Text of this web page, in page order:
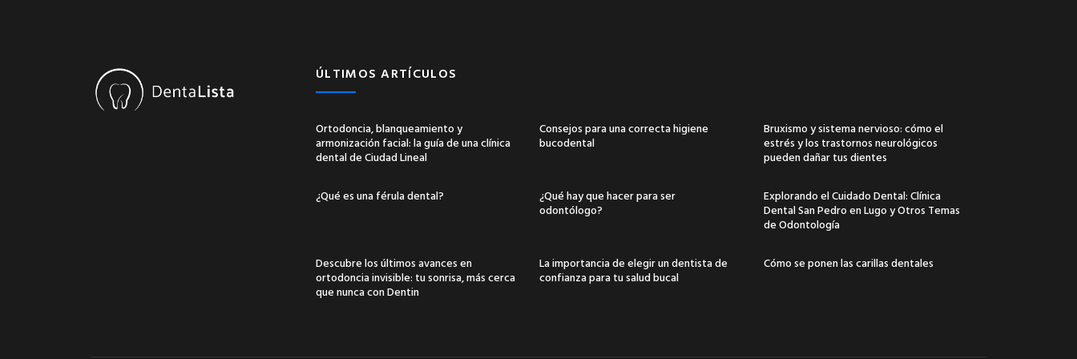
ÚLTIMOS ARTÍCULOS
Ortodoncia, blanqueamiento y
armonización facial: la guía de una clínica
dental de Ciudad Lineal
Consejos para una correcta higiene
bucodental
Bruxismo y sistema nervioso: cómo el
estrés y los trastornos neurológicos
pueden dañar tus dientes
¿Qué es una férula dental?
¿Qué hay que hacer para ser
odontólogo?
Explorando el Cuidado Dental: Clínica
Dental San Pedro en Lugo y Otros Temas
de Odontología
Descubre los últimos avances en
ortodoncia invisible: tu sonrisa, más cerca
que nunca con Dentin
La importancia de elegir un dentista de
confianza para tu salud bucal
Cómo se ponen las carillas dentales